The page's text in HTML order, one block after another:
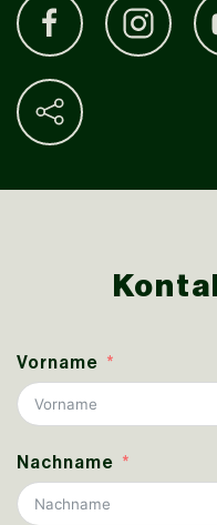
Vorname
Nachname